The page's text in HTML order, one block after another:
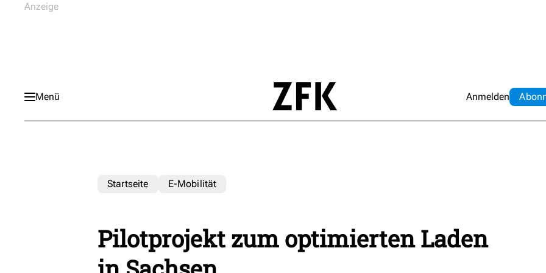
Menü Anmelden Abo
Startseite E-Mobilität
Pilotprojekt zum optimierten Laden